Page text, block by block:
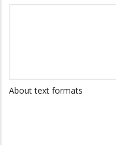
About text formats